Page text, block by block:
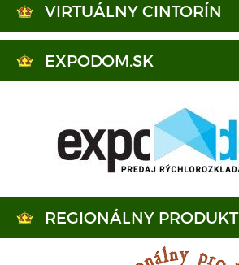
VIRTUÁLNY CINTORÍN
EXPODOM.SK
REGIONÁLNY PRODUKT